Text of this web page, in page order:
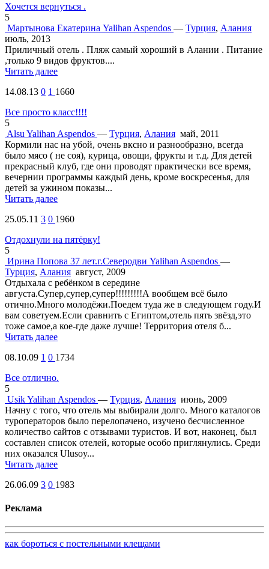
Хочется вернуться .
5
Мартынова Екатерина Yalihan Aspendos — Турция, Алания
июль, 2013
Приличный отель . Пляж самый хороший в Алании . Питание
,только 9 видов фруктов....
Читать далее
14.08.13 0 1 1660
Все просто класс!!!!
5
Alsu Yalihan Aspendos — Турция, Алания май, 2011
Кормили нас на убой, очень вксно и разнообразно, всегда
было мясо ( не соя), курица, овощи, фрукты и т.д. Для детей
прекрасный клуб, где они проводят практически все время,
вечернии программы каждый день, кроме воскресенья, для
детей за ужином показы...
Читать далее
25.05.11 3 0 1960
Отдохнули на пятёрку!
5
Ирина Попова 37 лет.г.Северодви Yalihan Aspendos —
Турция, Алания август, 2009
Отдыхала с ребёнком в середине
августа.Супер,супер,супер!!!!!!!!!А вообщем всё было
отично.Много молодёжи.Поедем туда же в следующем году.И
вам советуем.Если сравнить с Египтом,отель пять звёзд,это
тоже самое,а кое-где даже лучше! Территория отеля б...
Читать далее
08.10.09 1 0 1734
Все отлично.
5
UsikYalihan Aspendos — Турция, Алания июнь, 2009
Начну с того, что отель мы выбирали долго. Много каталогов
туроператоров было перелопачено, изучено бесчисленное
количество сайтов с отзывами туристов. И вот, наконец, был
составлен список отелей, которые особо приглянулись. Среди
них оказался Ulusoy...
Читать далее
26.06.09 3 0 1983
Реклама
как бороться с постельными клещами